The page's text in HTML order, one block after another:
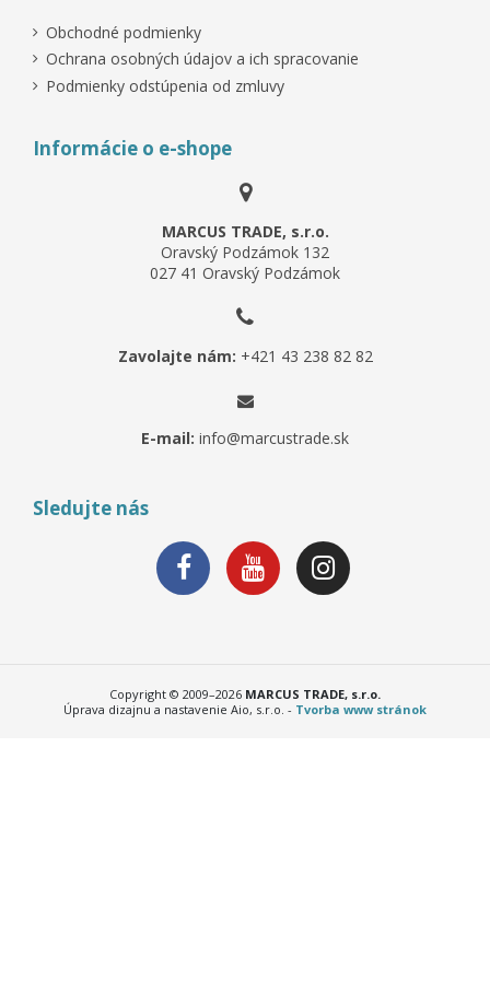
Obchodné podmienky
Ochrana osobných údajov a ich spracovanie
Podmienky odstúpenia od zmluvy
Informácie o e-shope
MARCUS TRADE, s.r.o.
Oravský Podzámok 132
027 41 Oravský Podzámok
Zavolajte nám: +421 43 238 82 82
E-mail: info@marcustrade.sk
Sledujte nás
Copyright © 2009–2026 MARCUS TRADE, s.r.o.
Úprava dizajnu a nastavenie Aio, s.r.o. - Tvorba www stránok